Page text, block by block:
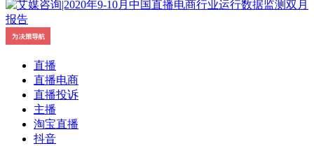
直播
直播电商
直播投诉
主播
淘宝直播
抖音